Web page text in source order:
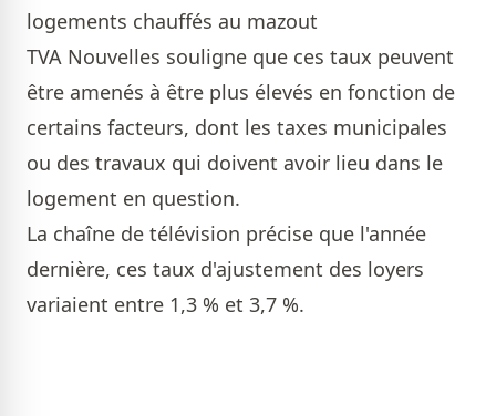
logements chauffés au mazout
TVA Nouvelles souligne que ces taux peuvent
être amenés à être plus élevés en fonction de
certains facteurs, dont les taxes municipales
ou des travaux qui doivent avoir lieu dans le
logement en question.
La chaîne de télévision précise que l'année
dernière, ces taux d'ajustement des loyers
variaient entre 1,3 % et 3,7 %.